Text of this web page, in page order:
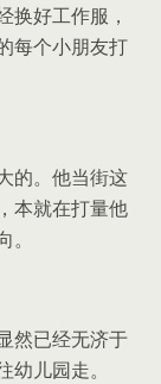
换好工作服，
每个小朋友打
的。他当街这
本就在打量他
然已经无济于
儿园走。